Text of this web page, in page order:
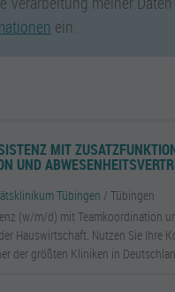
ein.
MIT
UND
Tübingen / Tübingen
(w/m/d) mit Teamkoordination
Hauswirtschaft. Nutzen Sie Ihre
der größten Kliniken in